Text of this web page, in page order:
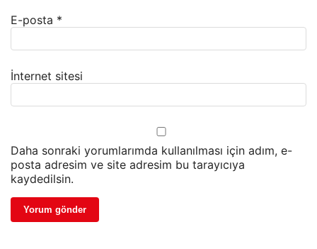
E-posta *
İnternet sitesi
Daha sonraki yorumlarımda kullanılması için adım, e-
posta adresim ve site adresim bu tarayıcıya
kaydedilsin.